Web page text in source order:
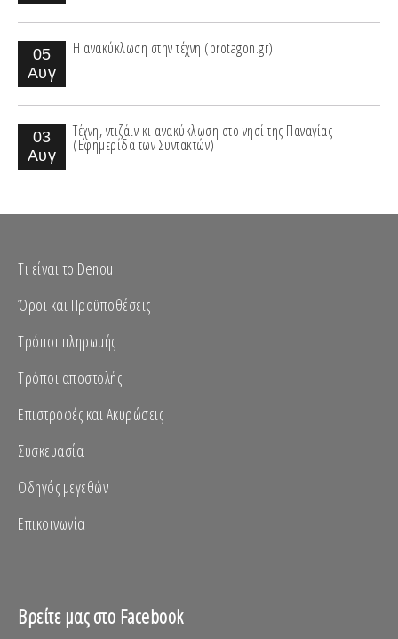
05
Αυγ
Η ανακύκλωση στην τέχνη (protagon.gr)
03
Αυγ
Τέχνη, ντιζάιν κι ανακύκλωση στο νησί της Παναγίας
(Εφημερίδα των Συντακτών)
Τι είναι το Denou
Όροι και Προϋποθέσεις
Τρόποι πληρωμής
Τρόποι αποστολής
Επιστροφές και Ακυρώσεις
Συσκευασία
Οδηγός μεγεθών
Επικοινωνία
Βρείτε μας στο Facebook